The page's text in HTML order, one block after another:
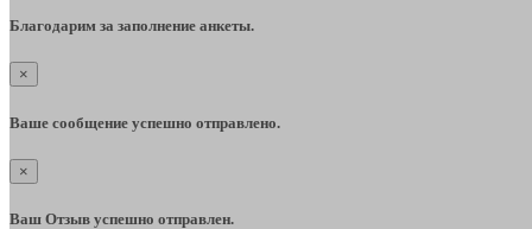
Благодарим за заполнение анкеты.
×
Ваше сообщение успешно отправлено.
×
Ваш Отзыв успешно отправлен.